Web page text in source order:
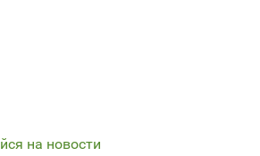
на новости